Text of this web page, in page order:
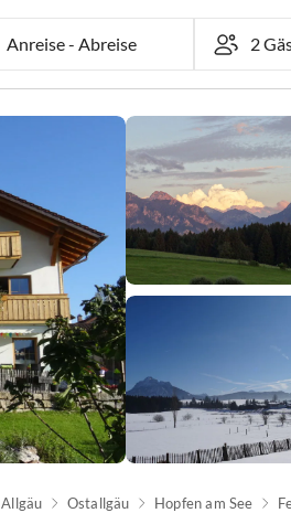
Anreise-Abreise
Allgäu Ostallgäu Hopfen am See